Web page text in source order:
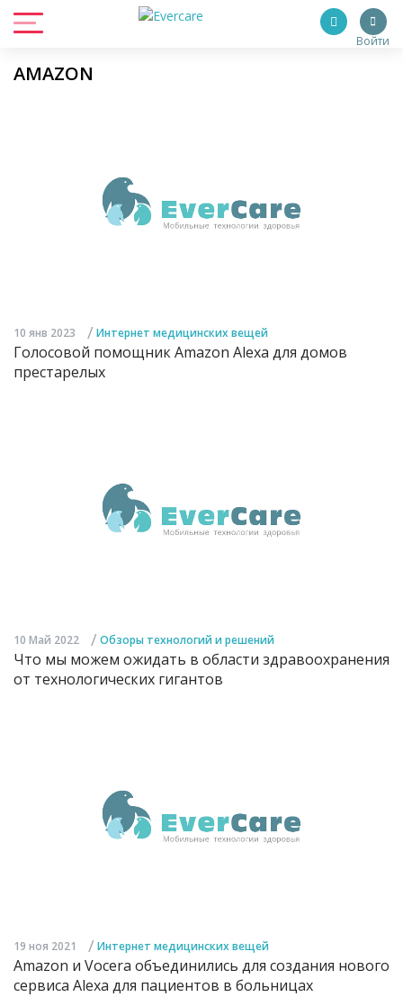
Войти
AMAZON
10 янв 2023 / Интернет медицинских вещей
Голосовой помощник Amazon Alexa для домов
престарелых
10 Май 2022 / Обзоры технологий и решений
Что мы можем ожидать в области здравоохранения
от технологических гигантов
19 ноя 2021 / Интернет медицинских вещей
Amazon и Vocera объединились для создания нового
сервиса Alexa для пациентов в больницах